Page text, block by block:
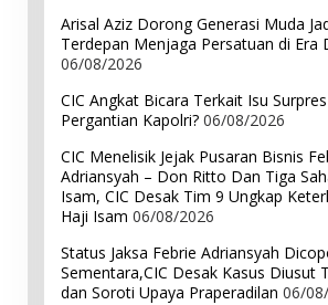
Arisal Aziz Dorong Generasi Muda
Terdepan Menjaga Persatuan di Era
06/08/2026
CIC Angkat Bicara Terkait Isu Surpres
Pergantian Kapolri? 06/08/2026
CIC Menelisik Jejak Pusaran Bisnis
Adriansyah – Don Ritto Dan Tiga
Isam, CIC Desak Tim 9 Ungkap
Haji Isam 06/08/2026
Status Jaksa Febrie Adriansyah
Sementara,CIC Desak Kasus Diusut
dan Soroti Upaya Praperadilan 06/